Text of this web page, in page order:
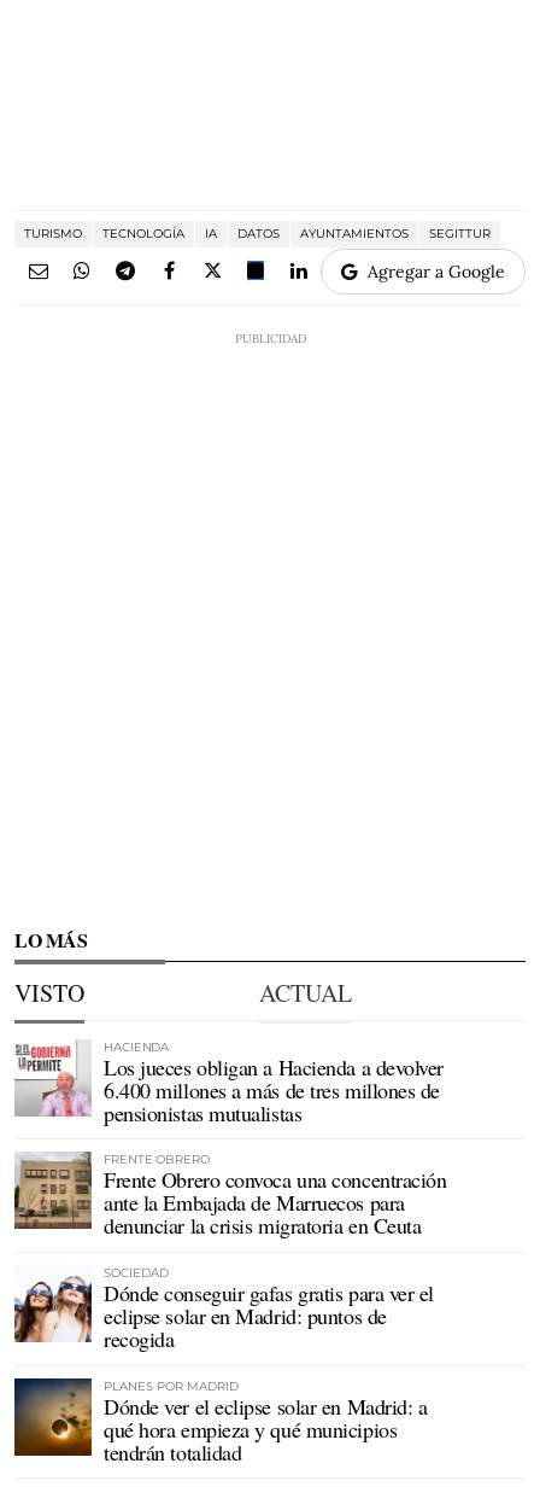
TURISMO TECNOLOGÍA IA DATOS AYUNTAMIENTOS SEGITTUR
Agregar a Google
LO MÁS
VISTO ACTUAL
HACIENDA
Los jueces obligan a Hacienda a devolver
6.400 millones a más de tres millones de
pensionistas mutualistas
FRENTE OBRERO
Frente Obrero convoca una concentración
ante la Embajada de Marruecos para
denunciar la crisis migratoria en Ceuta
SOCIEDAD
Dónde conseguir gafas gratis para ver el
eclipse solar en Madrid: puntos de
recogida
PLANES POR MADRID
Dónde ver el eclipse solar en Madrid: a
qué hora empieza y qué municipios
tendrán totalidad